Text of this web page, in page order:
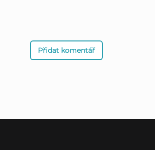
Přidat komentář